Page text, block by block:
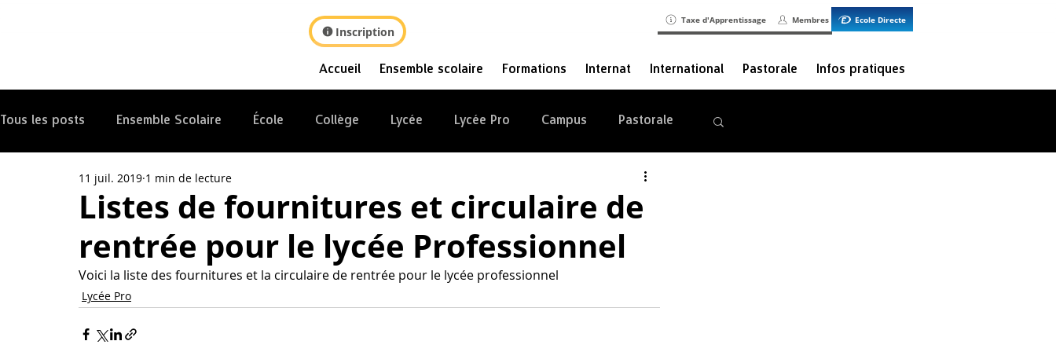
Inscription
Taxe d'Apprentissage Membres Ecole Directe
Accueil Ensemble scolaire Formations Internat International Pastorale Infos pratiques
Tous les posts Ensemble Scolaire École Collège Lycée Lycée Pro Campus Pastorale
Listes de fournitures et circulaire de
rentrée pour le lycée Professionnel
11 juil. 2019 1 min de lecture
Voici la liste des fournitures et la circulaire de rentrée pour le lycée professionnel
Lycée Pro